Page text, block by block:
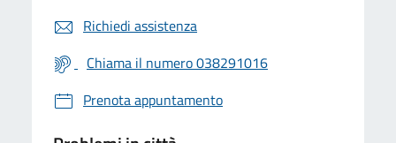
Richiedi assistenza
Chiama il numero 038291016
Prenota appuntamento